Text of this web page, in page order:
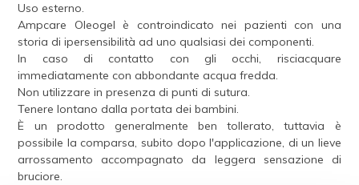
Uso esterno.
Ampcare Oleogel è controindicato nei pazienti con una
storia di ipersensibilità ad uno qualsiasi dei componenti.
In caso di contatto con gli occhi, risciacquare
immediatamente con abbondante acqua fredda.
Non utilizzare in presenza di punti di sutura.
Tenere lontano dalla portata dei bambini.
È un prodotto generalmente ben tollerato, tuttavia è
possibile la comparsa, subito dopo l'applicazione, di un lieve
arrossamento accompagnato da leggera sensazione di
bruciore.